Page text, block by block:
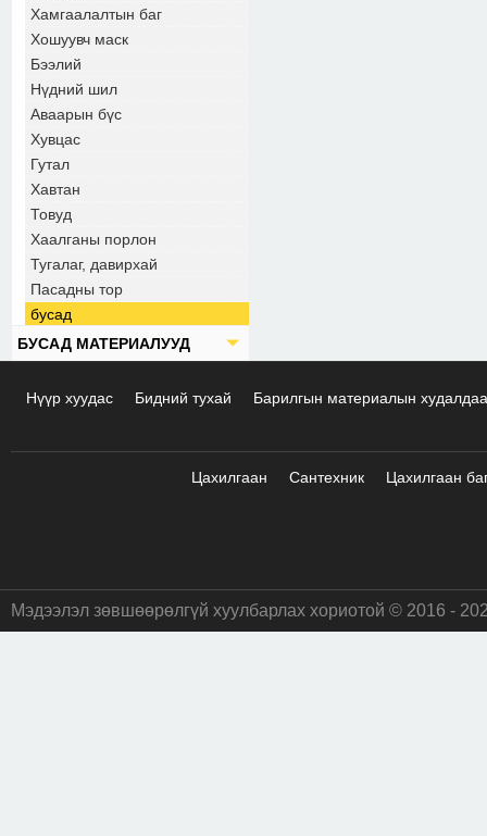
Хамгаалалтын баг
Хошуувч маск
Бээлий
Нүдний шил
Аваарын бүс
Хувцас
Гутал
Хавтан
Товуд
Хаалганы порлон
Тугалаг, давирхай
Пасадны тор
бусад
БУСАД МАТЕРИАЛУУД
Нүүр хуудас Бидний тухай Барилгын материалын
Цахилгаан Сантехник Цахилгаан
Мэдээлэл зөвшөөрөлгүй хуулбарлах хориотой © 2016 -